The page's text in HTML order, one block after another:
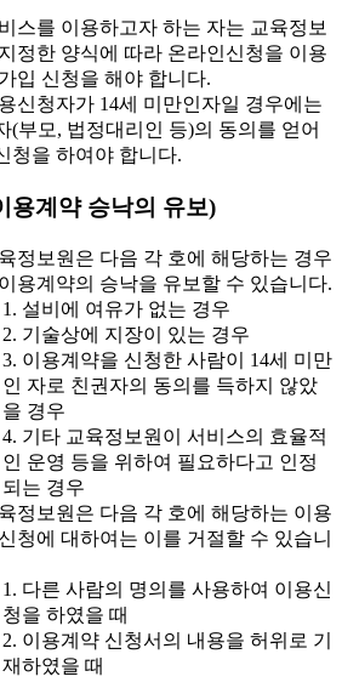
스를 이용하고자 하는 자는 교육정보
정한 양식에 따라 온라인신청을 이용
입 신청을 해야 합니다.
신청자가 14세 미만인자일 경우에는
(부모, 법정대리인 등)의 동의를 얻어
청을 하여야 합니다.
용계약 승낙의 유보)
정보원은 다음 각 호에 해당하는 경우
용계약의 승낙을 유보할 수 있습니다.
1. 설비에 여유가 없는 경우
2. 기술상에 지장이 있는 경우
3. 이용계약을 신청한 사람이 14세 미만
인 자로 친권자의 동의를 득하지 않았
을 경우
4. 기타 교육정보원이 서비스의 효율적
인 운영 등을 위하여 필요하다고 인정
되는 경우
정보원은 다음 각 호에 해당하는 이용
청에 대하여는 이를 거절할 수 있습니
1. 다른 사람의 명의를 사용하여 이용신
청을 하였을 때
2. 이용계약 신청서의 내용을 허위로 기
재하였을 때